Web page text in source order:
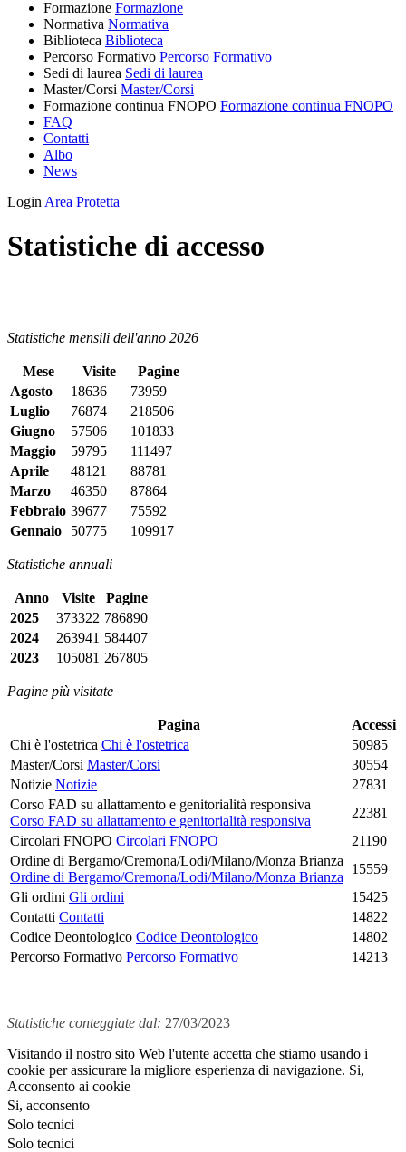
Formazione Formazione
Normativa Normativa
Biblioteca Biblioteca
Percorso Formativo Percorso Formativo
Sedi di laurea Sedi di laurea
Master/Corsi Master/Corsi
Formazione continua FNOPO Formazione continua FNOPO
FAQ
Contatti
Albo
News
Login Area Protetta
Statistiche di accesso
Statistiche mensili dell'anno 2026
Mese Visite
Pagine
Agosto
18636
73959
Luglio
76874
218506
Giugno
57506
101833
Maggio
59795
111497
Aprile
48121
88781
Marzo
46350
87864
Febbraio 39677
75592
Gennaio
50775 109917
Statistiche annuali
Anno Visite
Pagine
2025
373322 786890
2024
263941 584407
2023
105081 267805
Pagine più visitate
Pagina
Accessi
Chi è l'ostetrica Chi è l'ostetrica
50985
Master/Corsi Master/Corsi
30554
Notizie Notizie
27831
Corso FAD su allattamento e genitorialità responsiva
Corso FAD su allattamento e genitorialità responsiva
22381
Circolari FNOPO Circolari FNOPO
21190
Ordine di Bergamo/Cremona/Lodi/Milano/Monza Brianza
Ordine di Bergamo/Cremona/Lodi/Milano/Monza Brianza
15559
Gli ordini Gli ordini
15425
Contatti Contatti
14822
Codice Deontologico Codice Deontologico
14802
Percorso Formativo Percorso Formativo 14213
Statistiche conteggiate dal: 27/03/2023
Visitando il nostro sito Web l'utente accetta che stiamo usando i
cookie per assicurare la migliore esperienza di navigazione. Si,
Acconsento ai cookie
Si, acconsento
Solo tecnici
Solo tecnici